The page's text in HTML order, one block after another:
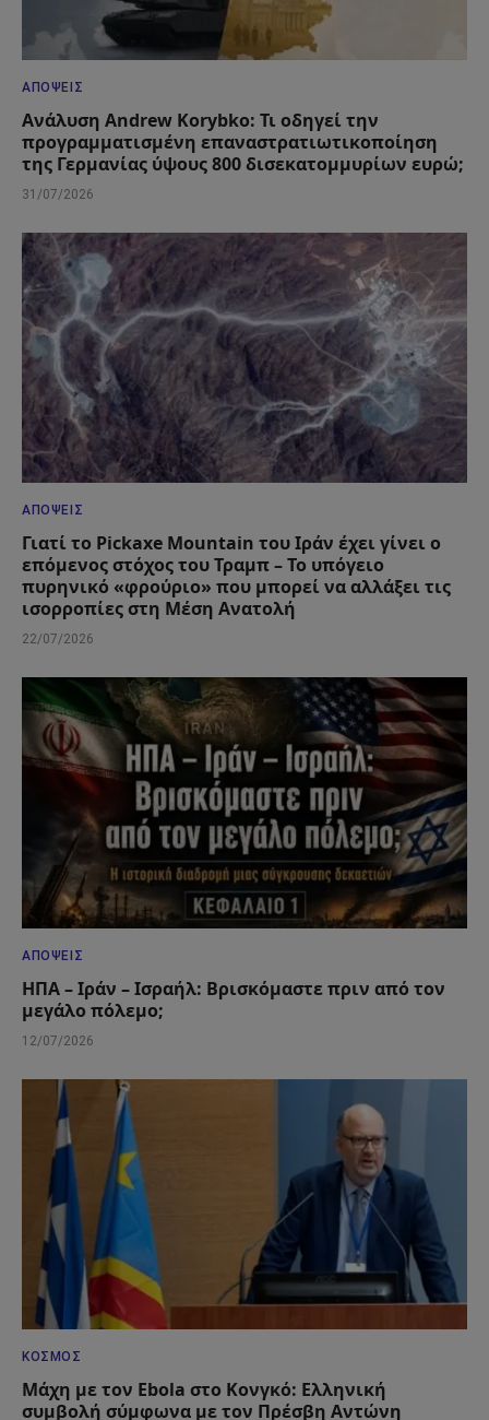
ΑΠΌΨΕΙΣ
Ανάλυση Andrew Korybko: Τι οδηγεί την
προγραμματισμένη επαναστρατιωτικοποίηση
της Γερμανίας ύψους 800 δισεκατομμυρίων ευρώ;
31/07/2026
ΑΠΌΨΕΙΣ
Γιατί το Pickaxe Mountain του Ιράν έχει γίνει ο
επόμενος στόχος του Τραμπ – Το υπόγειο
πυρηνικό «φρούριο» που μπορεί να αλλάξει τις
ισορροπίες στη Μέση Ανατολή
22/07/2026
ΑΠΌΨΕΙΣ
ΗΠΑ – Ιράν – Ισραήλ: Βρισκόμαστε πριν από τον
μεγάλο πόλεμο;
12/07/2026
ΚΌΣΜΟΣ
Μάχη με τον Ebola στο Κονγκό: Ελληνική
συμβολή σύμφωνα με τον Πρέσβη Αντώνη